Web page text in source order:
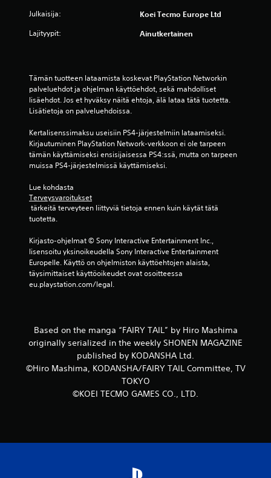
(
4
r
v
)
Julkaisija: Koei Tecmo Europe Ltd
Lajityypit: Ainutkertainen
Tämän tuotteen lataamista koskevat PlayStation Networkin
palveluehdot ja ohjelman käyttöehdot, sekä mahdolliset
lisäehdot. Jos et hyväksy näitä ehtoja, älä lataa tätä tuotetta.
Lisätietoja on palveluehdoissa.
Kertalisenssimaksu useisiin PS4-järjestelmiin lataamiseksi.
Kirjautuminen PlayStation Network-verkkoon ei ole tarpeen
tämän käyttämiseksi ensisijaisessa PS4:ssä, mutta on tarpeen
muissa PS4-järjestelmissä käyttämiseksi.
Lue kohdasta
Terveysvaroitukset
tuotetta.
Kirjasto-ohjelmat © Sony Interactive Entertainment Inc.,
lisensoitu yksinoikeudella Sony Interactive Entertainment
Europelle. Käyttö on ohjelmiston käyttöehtojen alaista,
täysimittaiset käyttöoikeudet ovat osoitteessa
eu.playstation.com/legal.
Based on the manga “FAIRY TAIL” by Hiro Mashima
originally serialized in the weekly SHONEN MAGAZINE
published by KODANSHA Ltd.
©Hiro Mashima, KODANSHA/FAIRY TAIL Committee, TV
TOKYO
©KOEI TECMO GAMES CO., LTD.